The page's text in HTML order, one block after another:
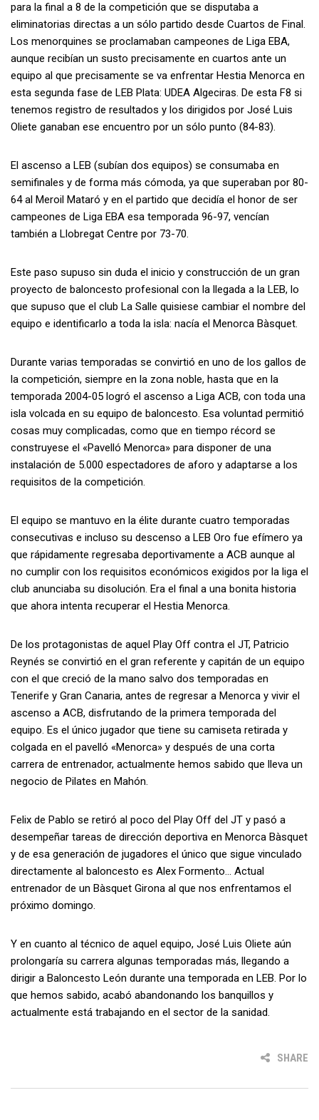
para la final a 8 de la competición que se disputaba a
eliminatorias directas a un sólo partido desde Cuartos de Final.
Los menorquines se proclamaban campeones de Liga EBA,
aunque recibían un susto precisamente en cuartos ante un
equipo al que precisamente se va enfrentar Hestia Menorca en
esta segunda fase de LEB Plata: UDEA Algeciras. De esta F8 si
tenemos registro de resultados y los dirigidos por José Luis
Oliete ganaban ese encuentro por un sólo punto (84-83).
El ascenso a LEB (subían dos equipos) se consumaba en
semifinales y de forma más cómoda, ya que superaban por 80-
64 al Meroil Mataró y en el partido que decidía el honor de ser
campeones de Liga EBA esa temporada 96-97, vencían
también a Llobregat Centre por 73-70.
Este paso supuso sin duda el inicio y construcción de un gran
proyecto de baloncesto profesional con la llegada a la LEB, lo
que supuso que el club La Salle quisiese cambiar el nombre del
equipo e identificarlo a toda la isla: nacía el Menorca Bàsquet.
Durante varias temporadas se convirtió en uno de los gallos de
la competición, siempre en la zona noble, hasta que en la
temporada 2004-05 logró el ascenso a Liga ACB, con toda una
isla volcada en su equipo de baloncesto. Esa voluntad permitió
cosas muy complicadas, como que en tiempo récord se
construyese el «Pavelló Menorca» para disponer de una
instalación de 5.000 espectadores de aforo y adaptarse a los
requisitos de la competición.
El equipo se mantuvo en la élite durante cuatro temporadas
consecutivas e incluso su descenso a LEB Oro fue efímero ya
que rápidamente regresaba deportivamente a ACB aunque al
no cumplir con los requisitos económicos exigidos por la liga el
club anunciaba su disolución. Era el final a una bonita historia
que ahora intenta recuperar el Hestia Menorca.
De los protagonistas de aquel Play Off contra el JT, Patricio
Reynés se convirtió en el gran referente y capitán de un equipo
con el que creció de la mano salvo dos temporadas en
Tenerife y Gran Canaria, antes de regresar a Menorca y vivir el
ascenso a ACB, disfrutando de la primera temporada del
equipo. Es el único jugador que tiene su camiseta retirada y
colgada en el pavelló «Menorca» y después de una corta
carrera de entrenador, actualmente hemos sabido que lleva un
negocio de Pilates en Mahón.
Felix de Pablo se retiró al poco del Play Off del JT y pasó a
desempeñar tareas de dirección deportiva en Menorca Bàsquet
y de esa generación de jugadores el único que sigue vinculado
directamente al baloncesto es Alex Formento… Actual
entrenador de un Bàsquet Girona al que nos enfrentamos el
próximo domingo.
Y en cuanto al técnico de aquel equipo, José Luis Oliete aún
prolongaría su carrera algunas temporadas más, llegando a
dirigir a Baloncesto León durante una temporada en LEB. Por lo
que hemos sabido, acabó abandonando los banquillos y
actualmente está trabajando en el sector de la sanidad.
SHARE